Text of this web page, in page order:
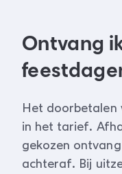
Ontvang
Het doorbetalen
in het tarief.
gekozen
achteraf. Bij